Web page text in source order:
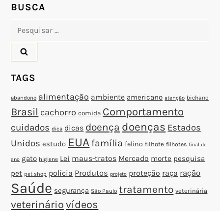
o
s
t
BUSCA
Pesquisar
TAGS
abandono alimentação ambiente americano atenção bichano
Brasil cachorro comida Comportamento
cuidados dica dicas doença doenças Estados
Unidos estudo EUA família felino filhote filhotes final de
ano gato higiene Lei maus-tratos Mercado morte pesquisa
pet pet shop polícia Produtos projeto proteção raça ração
Saúde segurança São Paulo tratamento veterinária
veterinário vídeos